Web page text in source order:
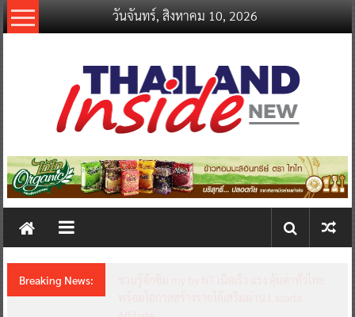
Skip
to
วันจันทร์, สิงหาคม 10, 2026
thailandinsidenew.com
Thailand
New
Breaking News: